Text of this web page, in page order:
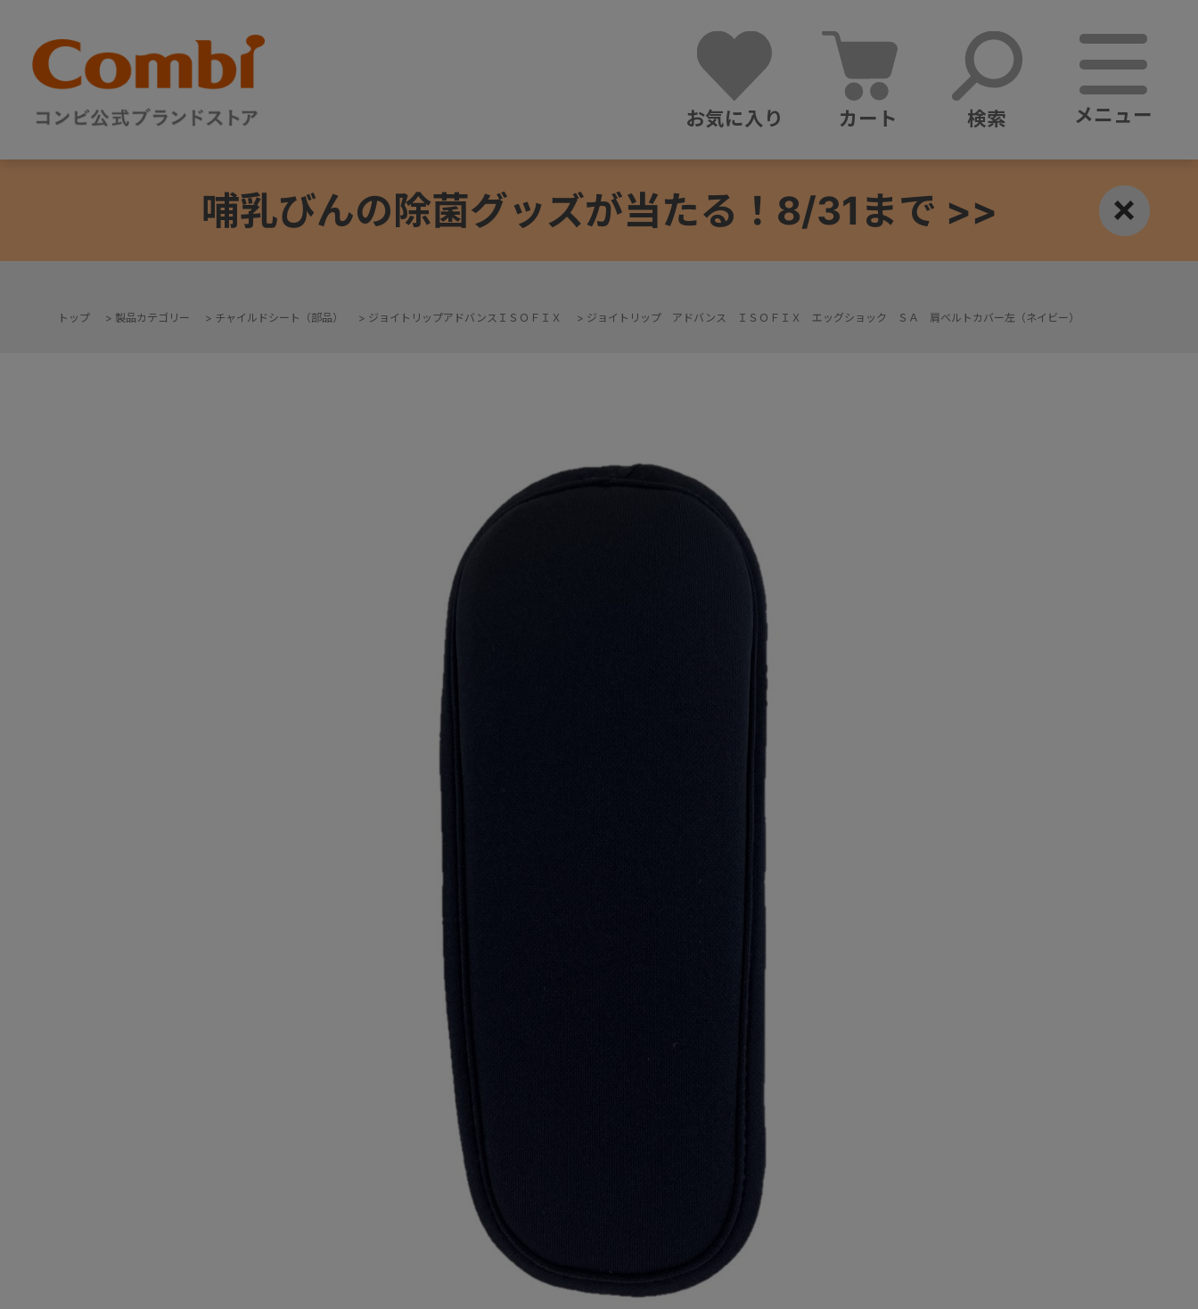
お気に入り カート 検索 メニュー
哺乳びんの除菌グッズが当たる！8/31まで >>
トップ > 製品カテゴリー > チャイルドシート（部品） > ジョイトリップアドバンスＩＳＯＦＩＸ > ジョイトリップ アドバンス ＩＳＯＦＩＸ エッグショック ＳＡ 肩ベルトカバー左（ネイビー）